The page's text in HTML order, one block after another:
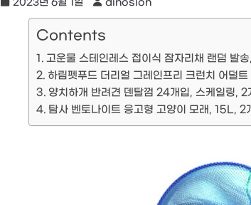
2023년 6월 1일 dinosion
Contents
고운물 스테인레스 접이식 잠자리채 랜덤 발
하림펫푸드 더리얼 그레인프리 크런치 어덜
양치하개 반려견 덴탈껌 24개입, 스케일링, 2
탐사 벤토나이트 응고형 고양이 모래, 15L, 2